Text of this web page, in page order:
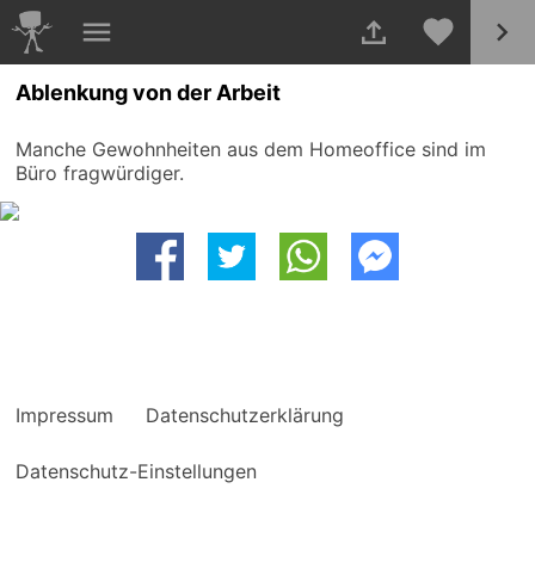
Ablenkung von der Arbeit
Manche Gewohnheiten aus dem Homeoffice sind im
Büro fragwürdiger.
Impressum Datenschutzerklärung
Datenschutz-Einstellungen